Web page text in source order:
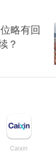
略有回
？
Caixin